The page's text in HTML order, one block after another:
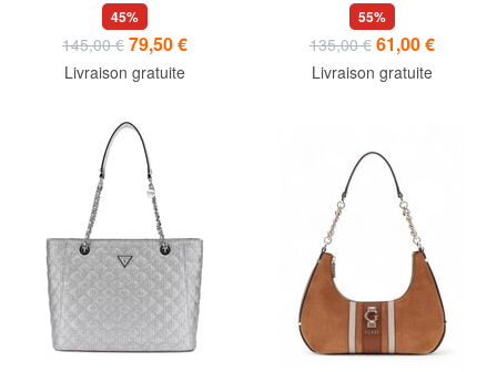
45%
145,00 € 79,50 €
Livraison gratuite
55%
135,00 € 61,00 €
Livraison gratuite